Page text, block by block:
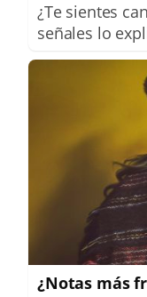
¿Te sientes
señales lo
¿Notas más